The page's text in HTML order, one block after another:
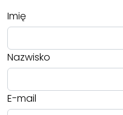
Imię
Nazwisko
E-mail